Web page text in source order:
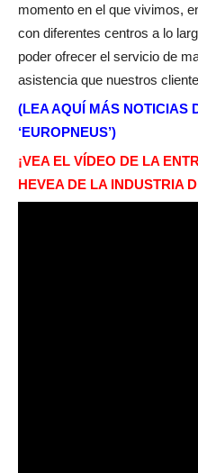
momento en el que vivimos,
con diferentes centros a lo
poder ofrecer el servicio de
asistencia que nuestros
(LEA AQUÍ MÁS NOTICIAS
‘EUROPNEUS’)
¡VEA EL VÍDEO DE LA
HEVEA DE LA INDUSTRIA